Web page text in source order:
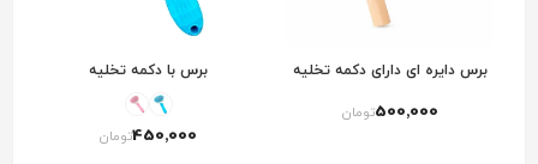
برس دایره ای دارای دکمه تخلیه
500٬000تومان
برس با دکمه تخلیه
450٬000تومان